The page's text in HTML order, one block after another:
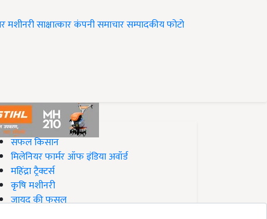
मशीनरीसाक्षात्कारकंपनी समाचारसम्पादकीयफोटो
on Krishi Jagran
सफल किसान
मिलेनियर फार्मर ऑफ इंडिया अवॉर्ड
महिंद्रा ट्रैक्टर्स
कृषि मशीनरी
जायद की फसल